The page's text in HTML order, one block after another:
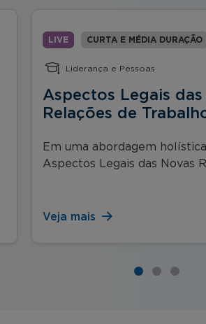
LIVE CURTA E MÉDIA DURAÇÃO
Liderança e Pessoas
Aspectos Legais das
Relações de
Em uma abordagem
Aspectos Legais das Novas
Veja mais